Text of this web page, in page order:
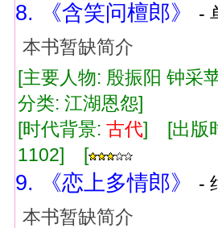
8. 《含笑问檀郎》
-
本书暂缺简介
[主要人物: 殷振阳 钟
分类: 江湖恩怨]
[时代背景: 古代] [出版
1102] [
9. 《恋上多情郎》
-
本书暂缺简介